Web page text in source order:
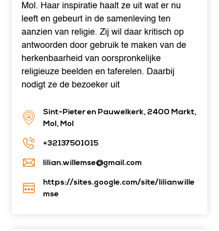
Mol. Haar inspiratie haalt ze uit wat er nu
leeft en gebeurt in de samenleving ten
aanzien van religie. Zij wil daar kritisch op
antwoorden door gebruik te maken van de
herkenbaarheid van oorspronkelijke
religieuze beelden en taferelen. Daarbij
nodigt ze de bezoeker uit
Sint-Pieter en Pauwelkerk, 2400 Markt,
Mol, Mol
+32137501015
lilian.willemse@gmail.com
https://sites.google.com/site/lilianwille
mse